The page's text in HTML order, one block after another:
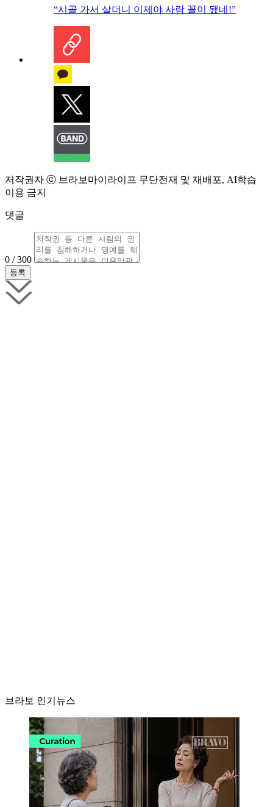
“시골 가서 살더니 이제야 사람 꼴이 됐네!”
저작권자 ⓒ 브라보마이라이프 무단전재 및 재배포, AI학습
이용 금지
댓글
0 / 300
브라보 인기뉴스